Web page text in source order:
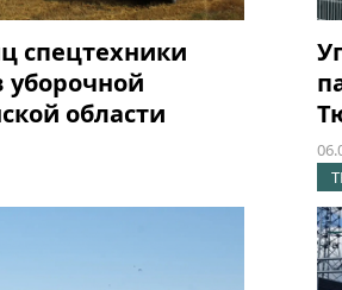
спецтехники
уборочной
области